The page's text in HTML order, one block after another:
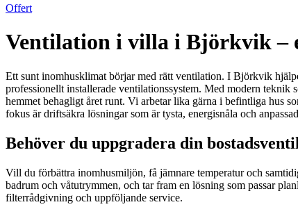
Offert
Ventilation i villa i Björkvik –
Ett sunt inomhusklimat börjar med rätt ventilation. I Björkvik
professionellt installerade ventilationssystem. Med modern
hemmet behagligt året runt. Vi arbetar lika gärna i befintliga hus
fokus är driftsäkra lösningar som är tysta, energisnåla och
Behöver du uppgradera din
Vill du förbättra inomhusmiljön, få jämnare temperatur och
badrum och våtutrymmen, och tar fram en lösning som passar
filterrådgivning och uppföljande service.